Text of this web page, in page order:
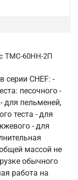
ТМС-60НН-2П
серии CHEF: -
песочного -
для пельменей,
теста - для
- для
массой не
обычного
работа на